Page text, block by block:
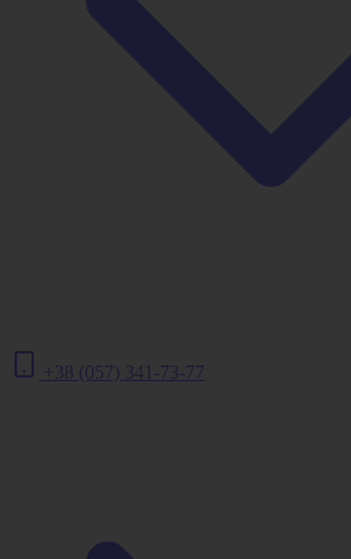
+38 (057) 341-73-77